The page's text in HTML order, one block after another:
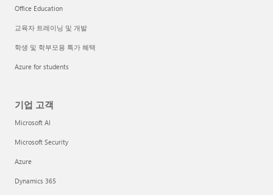
Office Education
교육자 트레이닝 및 개발
학생 및 학부모용 특가 혜택
Azure for students
기업 고객
Microsoft AI
Microsoft Security
Azure
Dynamics 365